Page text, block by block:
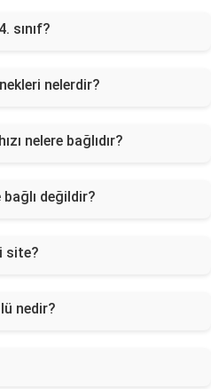
sınıf?
nelerdir?
nelere bağlıdır?
bağlı değildir?
site?
nedir?